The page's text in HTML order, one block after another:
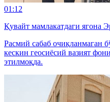
01:12
Қувайт мамлакатдаги ягона
Расмий сабаб очиқланмаган
кескин геосиёсий вазият
этилмоқда.